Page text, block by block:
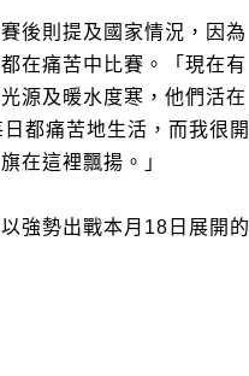
後則提及國家情況，因為
在痛苦中比賽。「現在有
源及暖水度寒，他們活在
都痛苦地生活，而我很開
在這裡飄揚。」
強勢出戰本月18日展開的